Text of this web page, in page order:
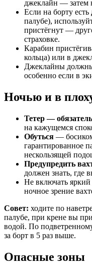
джеклайн — затем
Если на борту есть
палубе),
пристёгнут —
страховке.
Карабин
кольца) или в
Джеклайны должны
особенно если в
Ночью и в
Тетер —
на кажущемся
Обуться —
гарантированное
нескользящей
Предупредить
должен знать, где
Не включать
ночное зрение
Совет: ходите по
палубе, при крене вы
водой. По
за борт в 5 раз выше.
Опасные зоны